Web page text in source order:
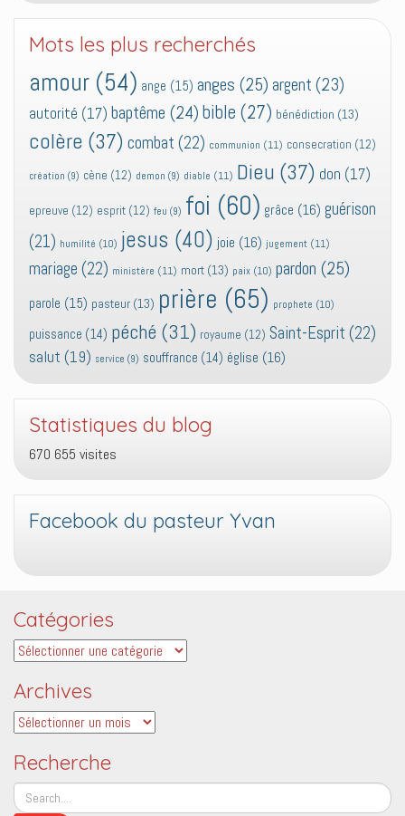
Mots les plus recherchés
amour (54) ange (15) anges (25) argent (23)
autorité (17) baptême (24) bible (27) bénédiction (13)
colère (37) combat (22) communion (11) consecration (12)
création (9) cène (12) demon (9) diable (11) Dieu (37) don (17)
epreuve (12) esprit (12) feu (9) foi (60) grâce (16) guérison
(21) humilité (10) jesus (40) joie (16) jugement (11)
mariage (22) ministère (11) mort (13) paix (10) pardon (25)
parole (15) pasteur (13) prière (65) prophete (10)
puissance (14) péché (31) royaume (12) Saint-Esprit (22)
salut (19) service (9) souffrance (14) église (16)
Statistiques du blog
670 655 visites
Facebook du pasteur Yvan
Catégories
Catégories
Archives
Archives
Recherche